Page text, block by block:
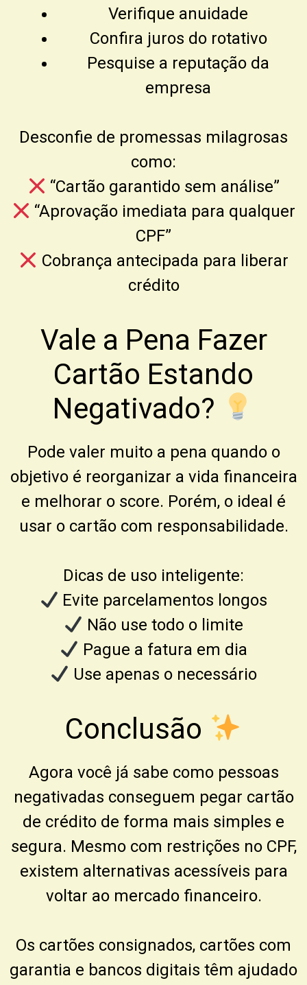
Verifique anuidade
Confira juros do rotativo
Pesquise a reputação da
empresa
Desconfie de promessas milagrosas
como:
“Cartão garantido sem análise”
“Aprovação imediata para qualquer
CPF”
Cobrança antecipada para liberar
crédito
Vale a Pena Fazer
Cartão Estando
Negativado?
Pode valer muito a pena quando o
objetivo é reorganizar a vida financeira
e melhorar o score. Porém, o ideal é
usar o cartão com responsabilidade.
Dicas de uso inteligente:
Evite parcelamentos longos
Não use todo o limite
Pague a fatura em dia
Use apenas o necessário
Conclusão
Agora você já sabe como pessoas
negativadas conseguem pegar cartão
de crédito de forma mais simples e
segura. Mesmo com restrições no CPF,
existem alternativas acessíveis para
voltar ao mercado financeiro.
Os cartões consignados, cartões com
garantia e bancos digitais têm ajudado